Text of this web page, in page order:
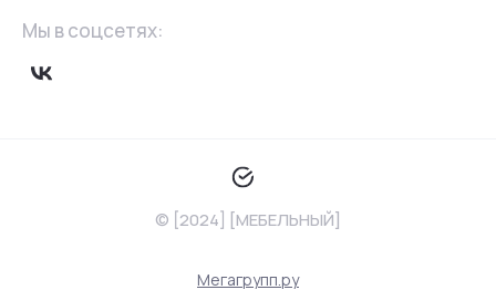
Мы в соцсетях:
© [2024] [МЕБЕЛЬНЫЙ]
Мегагрупп.ру